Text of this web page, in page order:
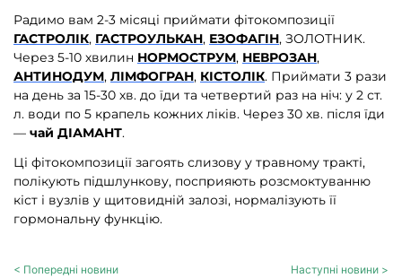
Радимо вам 2-3 місяці приймати фітокомпозиції
ГАСТРОЛІК, ГАСТРОУЛЬКАН, ЕЗОФАГІН, ЗОЛОТНИК.
Через 5-10 хвилин НОРМОСТРУМ, НЕВРОЗАН,
АНТИНОДУМ, ЛІМФОГРАН, КІСТОЛІК. Приймати 3 рази
на день за 15-30 хв. до їди та четвертий раз на ніч: у 2 ст.
л. води по 5 крапель кожних ліків. Через 30 хв. після їди
— чай ДІАМАНТ.
Ці фітокомпозиції загоять слизову у травному тракті,
полікують підшлункову, посприяють розсмоктуванню
кіст і вузлів у щитовидній залозі, нормалізують її
гормональну функцію.
< Попередні новини Наступні новини >